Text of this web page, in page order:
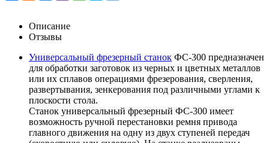
Описание
Отзывы
Универсальный фрезерный станок ФС-300 предназначен
для обработки заготовок из черных и цветных металлов
или их сплавов операциями фрезерования, сверления,
развертывания, зенкерования под различными углами к
плоскости стола.
Станок универсальный фрезерный ФС-300 имеет
возможность ручной перестановки ремня привода
главного движения на одну из двух ступеней передач